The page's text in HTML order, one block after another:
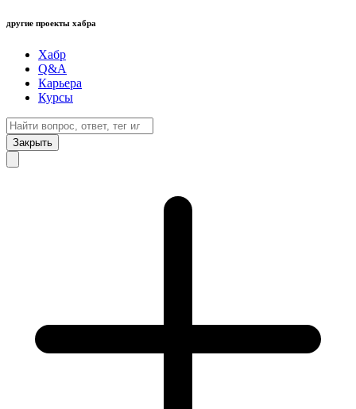
другие проекты хабра
Хабр
Q&A
Карьера
Курсы
Закрыть